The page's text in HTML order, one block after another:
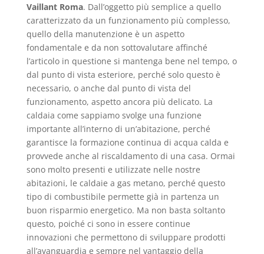
Vaillant Roma. Dall’oggetto più semplice a quello
caratterizzato da un funzionamento più complesso,
quello della manutenzione è un aspetto
fondamentale e da non sottovalutare affinché
l’articolo in questione si mantenga bene nel tempo, o
dal punto di vista esteriore, perché solo questo è
necessario, o anche dal punto di vista del
funzionamento, aspetto ancora più delicato. La
caldaia come sappiamo svolge una funzione
importante all’interno di un’abitazione, perché
garantisce la formazione continua di acqua calda e
provvede anche al riscaldamento di una casa. Ormai
sono molto presenti e utilizzate nelle nostre
abitazioni, le caldaie a gas metano, perché questo
tipo di combustibile permette già in partenza un
buon risparmio energetico. Ma non basta soltanto
questo, poiché ci sono in essere continue
innovazioni che permettono di sviluppare prodotti
all’avanguardia e sempre nel vantaggio della